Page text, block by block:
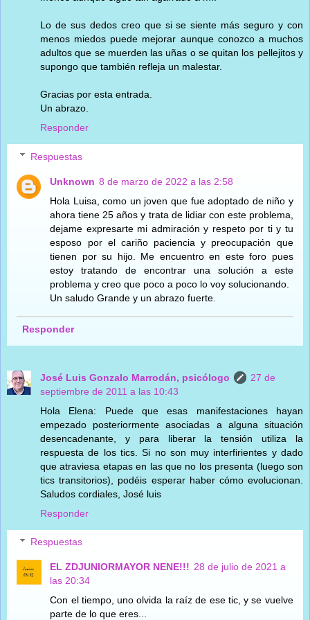
Lo de sus dedos creo que si se siente más seguro y con
menos miedos puede mejorar aunque conozco a muchos
adultos que se muerden las uñas o se quitan los pellejitos y
supongo que también refleja un malestar.
Gracias por esta entrada.
Un abrazo.
Responder
Respuestas
Unknown 8 de marzo de 2022 a las 2:58
Hola Luisa, como un joven que fue adoptado de niño y
ahora tiene 25 años y trata de lidiar con este problema,
dejame expresarte mi admiración y respeto por ti y tu
esposo por el cariño paciencia y preocupación que
tienen por su hijo. Me encuentro en este foro pues
estoy tratando de encontrar una solución a este
problema y creo que poco a poco lo voy solucionando.
Un saludo Grande y un abrazo fuerte.
Responder
José Luis Gonzalo Marrodán, psicólogo
27 de
septiembre de 2011 a las 10:43
Hola Elena: Puede que esas manifestaciones hayan
empezado posteriormente asociadas a alguna situación
desencadenante, y para liberar la tensión utiliza la
respuesta de los tics. Si no son muy interfirientes y dado
que atraviesa etapas en las que no los presenta (luego son
tics transitorios), podéis esperar haber cómo evolucionan.
Saludos cordiales, José luis
Responder
Respuestas
EL ZDJUNIORMAYOR NENE!!! 28 de julio de 2021 a
las 20:34
Con el tiempo, uno olvida la raíz de ese tic, y se vuelve
parte de lo que eres...